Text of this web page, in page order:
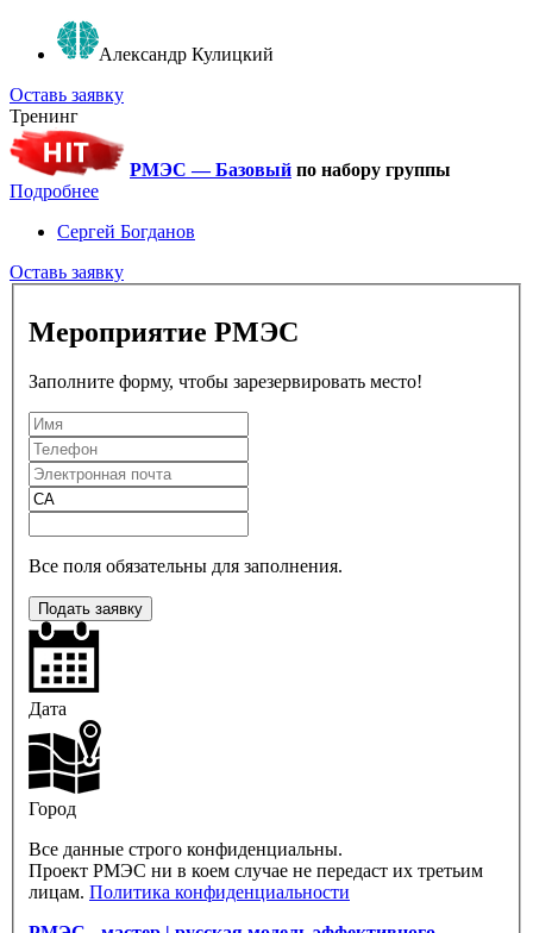
Александр Кулицкий
Оставь заявку
Тренинг
РМЭС — Базовый по набору группы
Подробнее
Сергей Богданов
Оставь заявку
Мероприятие РМЭС
Заполните форму, чтобы зарезервировать место!
Все поля обязательны для заполнения.
Подать заявку
Дата
Город
Все данные строго конфиденциальны.
Проект РМЭС ни в коем случае не передаст их третьим
лицам. Политика конфиденциальности